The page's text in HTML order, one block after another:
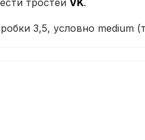
тростей VK.
3,5, условно medium